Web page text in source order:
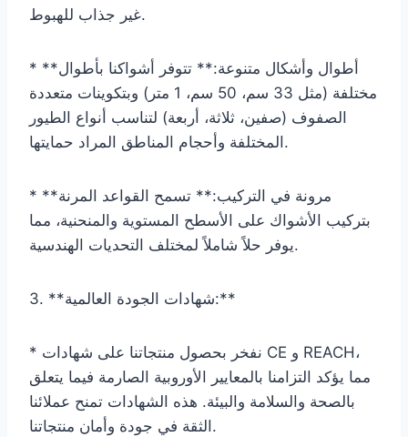
غير جذاب للهبوط.
* **أطوال وأشكال متنوعة:** تتوفر أشواكنا بأطوال
مختلفة (مثل 33 سم، 50 سم، 1 متر) وبتكوينات متعددة
الصفوف (صفين، ثلاثة، أربعة) لتناسب أنواع الطيور
المختلفة وأحجام المناطق المراد حمايتها.
* **مرونة في التركيب:** تسمح القواعد المرنة
بتركيب الأشواك على الأسطح المستوية والمنحنية، مما
يوفر حلاً شاملاً لمختلف التحديات الهندسية.
3. **شهادات الجودة العالمية:**
* نفخر بحصول منتجاتنا على شهادات CE و REACH،
مما يؤكد التزامنا بالمعايير الأوروبية الصارمة فيما يتعلق
بالصحة والسلامة والبيئة. هذه الشهادات تمنح عملائنا
الثقة في جودة وأمان منتجاتنا.